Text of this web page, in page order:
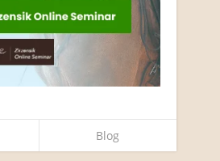
Blog